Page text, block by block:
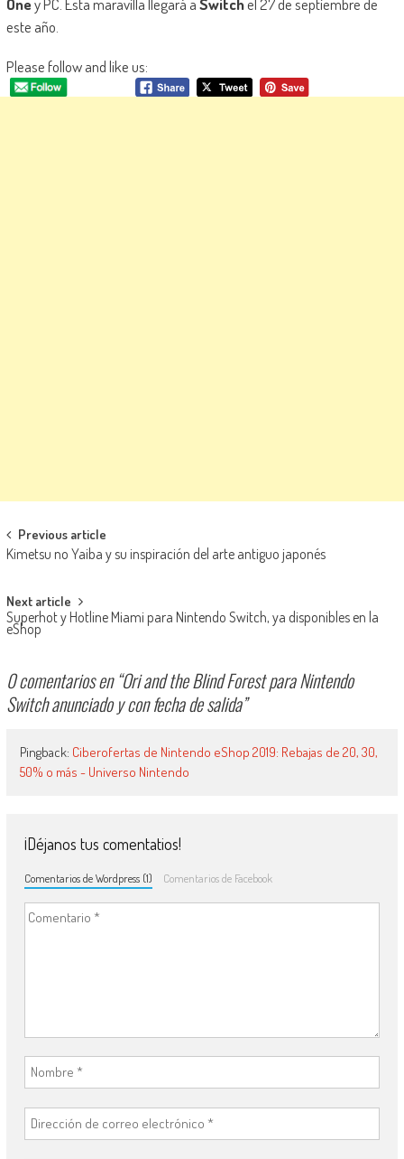
Oney PC. Esta maravilla llegará aSwitchel 27 de septiembre de
este año.
Please follow and like us:
Navegación de entradas
Previous article
Kimetsu no Yaiba y su inspiración del arte antiguo japonés
Next article
Superhot y Hotline Miami para Nintendo Switch, ya disponibles en la
eShop
0 comentarios en “Ori and the Blind Forest para Nintendo
Switch anunciado y con fecha de salida”
Pingback: Ciberofertas de Nintendo eShop 2019: Rebajas de 20, 30,
50% o más - Universo Nintendo
¡Déjanos tus comentatios!
Comentarios de Wordpress (1) Comentarios de Facebook